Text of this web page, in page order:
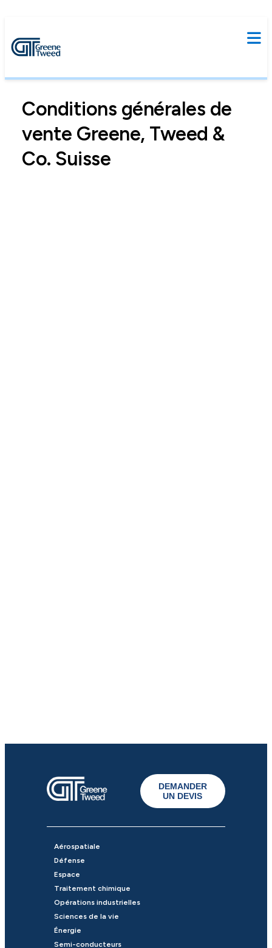
Conditions générales de
vente Greene, Tweed &
Co. Suisse
DEMANDER
UN DEVIS
Aérospatiale
Défense
Espace
Traitement chimique
Opérations industrielles
Sciences de la vie
Énergie
Semi-conducteurs